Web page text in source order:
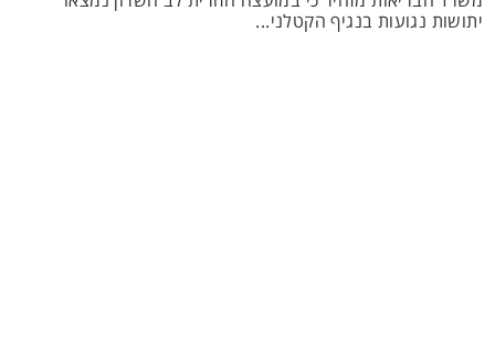
יתושות נגועות בנגיף הקטלני...